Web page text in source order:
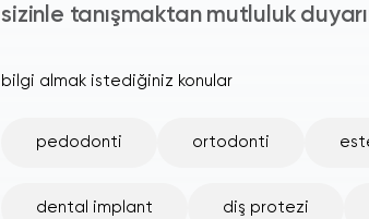
sizinle tanışmaktan mutluluk
bilgi almak istediğiniz konular
pedodonti ortodonti
dental implant diş protezi